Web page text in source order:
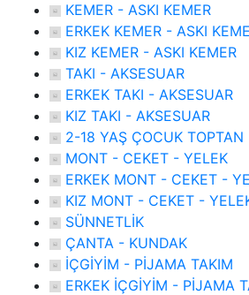
KEMER - ASKI KEMER
ERKEK KEMER - ASKI
KIZ KEMER - ASKI KEMER
TAKI - AKSESUAR
ERKEK TAKI - AKSESUAR
KIZ TAKI - AKSESUAR
2-18 YAŞ ÇOCUK TOPTAN
MONT - CEKET - YELEK
ERKEK MONT - CEKET -
KIZ MONT - CEKET -
SÜNNETLİK
ÇANTA - KUNDAK
İÇGİYİM - PİJAMA TAKIM
ERKEK İÇGİYİM - PİJAMA